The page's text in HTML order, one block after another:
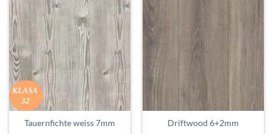
KLASA
32
Tauernfichte weiss 7mm Driftwood 6+2mm